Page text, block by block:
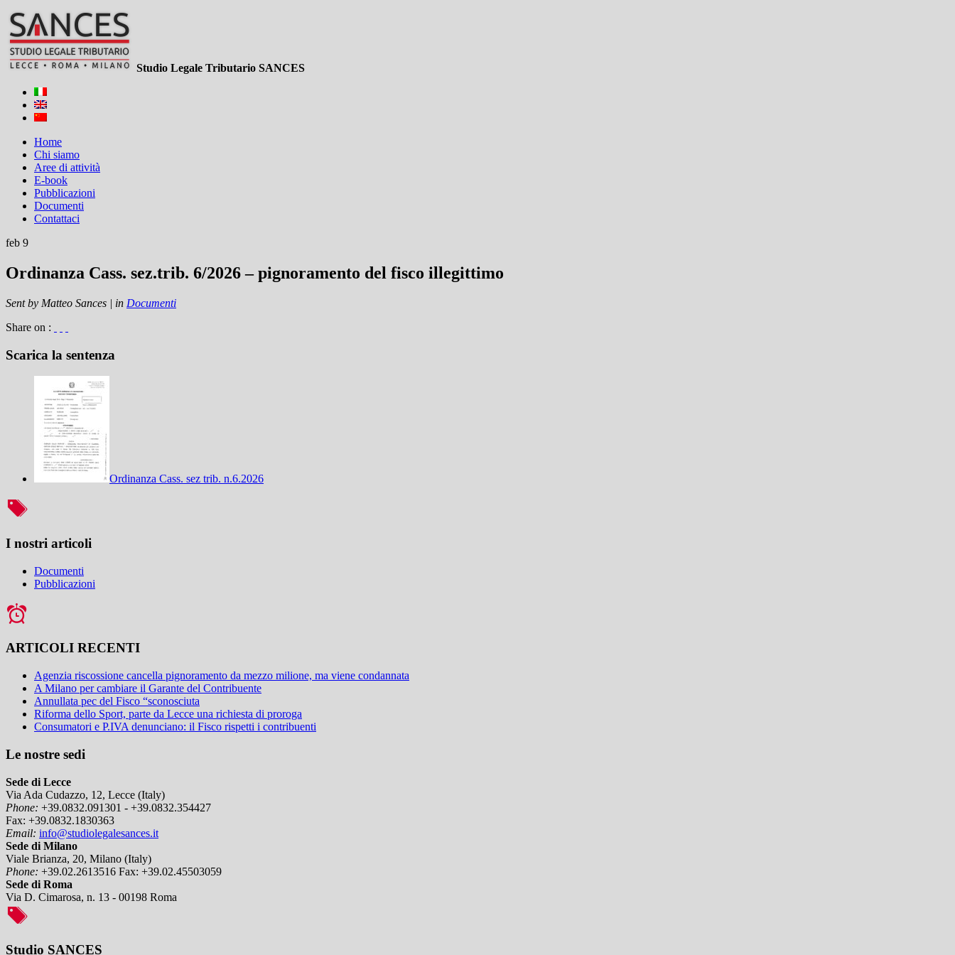
Studio Legale Tributario SANCES
Home
Chi siamo
Aree di attività
E-book
Pubblicazioni
Documenti
Contattaci
feb 9
Ordinanza Cass. sez.trib. 6/2026 – pignoramento del fisco illegittimo
Sent by Matteo Sances | in Documenti
Share on :
Scarica la sentenza
Ordinanza Cass. sez trib. n.6.2026
I nostri articoli
Documenti
Pubblicazioni
ARTICOLI RECENTI
Agenzia riscossione cancella pignoramento da mezzo milione, ma viene condannata
A Milano per cambiare il Garante del Contribuente
Annullata pec del Fisco “sconosciuta
Riforma dello Sport, parte da Lecce una richiesta di proroga
Consumatori e P.IVA denunciano: il Fisco rispetti i contribuenti
Le nostre sedi
Sede di Lecce
Via Ada Cudazzo, 12, Lecce (Italy)
Phone: +39.0832.091301 - +39.0832.354427
Fax: +39.0832.1830363
Email: info@studiolegalesances.it
Sede di Milano
Viale Brianza, 20, Milano (Italy)
Phone: +39.02.2613516 Fax: +39.02.45503059
Sede di Roma
Via D. Cimarosa, n. 13 - 00198 Roma
Studio SANCES